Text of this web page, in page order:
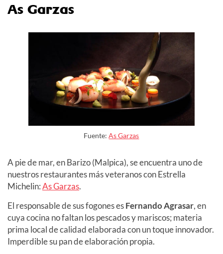
As Garzas
Fuente:As Garzas
A pie de mar, en Barizo (Malpica), se encuentra uno de
nuestros restaurantes más veteranos con Estrella
Michelin:As Garzas.
El responsable de sus fogones esFernando Agrasar, en
cuya cocina no faltan los pescados y mariscos; materia
prima local de calidad elaborada con un toque innovador.
Imperdible su pan de elaboración propia.